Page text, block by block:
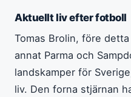
Aktuellt liv efter fotboll
Tomas Brolin, före
annat Parma och
landskamper för
liv. Den forna stjärnan